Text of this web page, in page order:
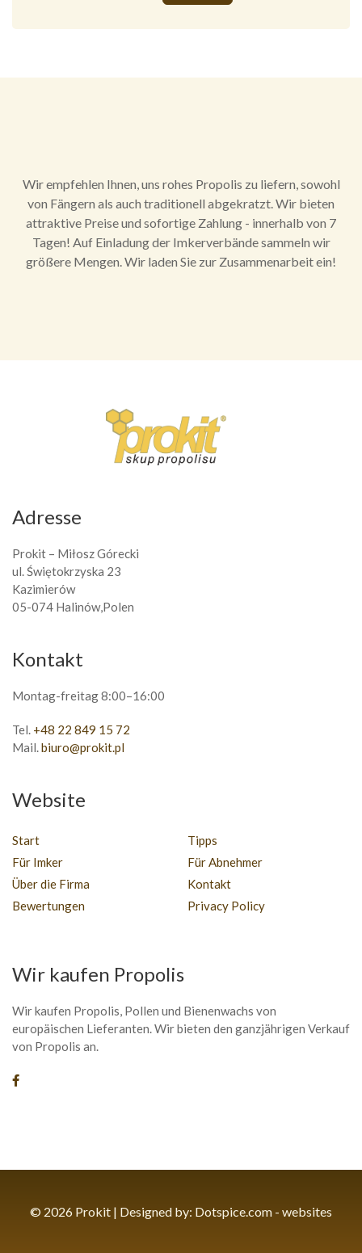
Alternative:
Wir empfehlen Ihnen, uns rohes Propolis zu liefern, sowohl
von Fängern als auch traditionell abgekratzt. Wir bieten
attraktive Preise und sofortige Zahlung - innerhalb von 7
Tagen! Auf Einladung der Imkerverbände sammeln wir
größere Mengen. Wir laden Sie zur Zusammenarbeit ein!
Adresse
Prokit – Miłosz Górecki
ul. Świętokrzyska 23
Kazimierów
05-074 Halinów,Polen
Kontakt
Montag-freitag 8:00–16:00
Tel. +48 22 849 15 72
Mail.biuro@prokit.pl
Website
Start
Für Imker
Über die Firma
Bewertungen
Tipps
Für Abnehmer
Kontakt
Privacy Policy
Wir kaufen Propolis
Wir kaufen Propolis, Pollen und Bienenwachs von
europäischen Lieferanten. Wir bieten den ganzjährigen Verkauf
von Propolis an.
© 2026 Prokit | Designed by: Dotspice.com - websites